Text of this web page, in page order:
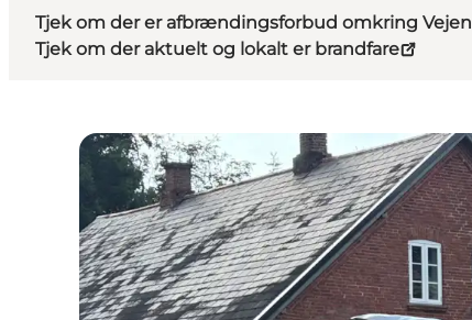
Tjek om der er afbrændingsforbud omkring Vejen
Tjek om der aktuelt og lokalt er brandfare